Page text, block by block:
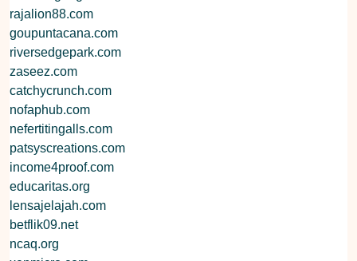
rajalion88.com
goupuntacana.com
riversedgepark.com
zaseez.com
catchycrunch.com
nofaphub.com
nefertitingalls.com
patsyscreations.com
income4proof.com
educaritas.org
lensajelajah.com
betflik09.net
ncaq.org